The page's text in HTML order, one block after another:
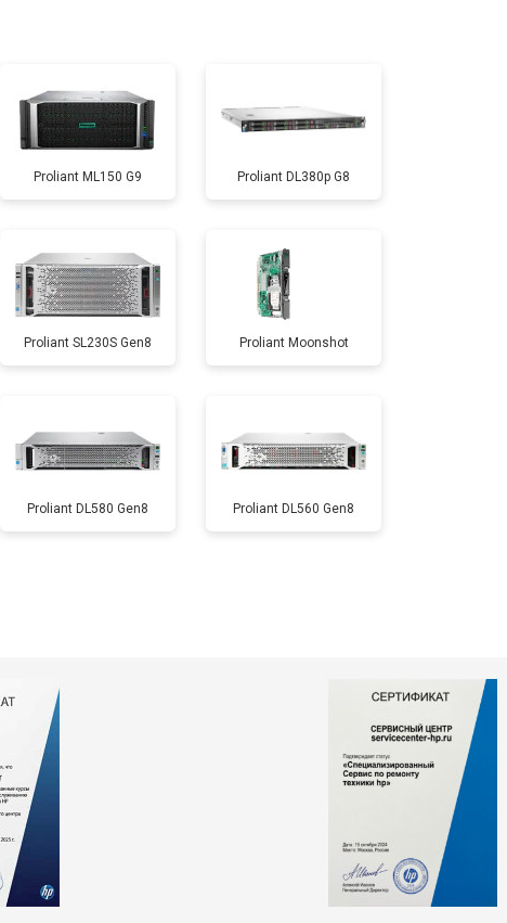
Proliant ML150 G9 Proliant DL380p G8
Proliant SL230S Gen8 Proliant Moonshot
Proliant DL580 Gen8 Proliant DL560 Gen8